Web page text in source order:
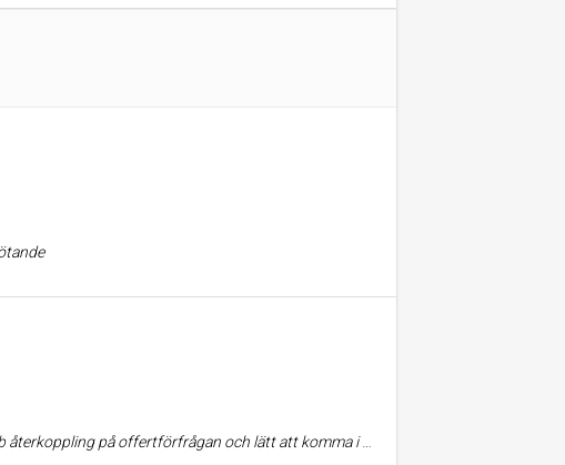
telefon. Litet företag med med bra personal. Välj dem!! Bra priser i jämförelse med de stora företagen.